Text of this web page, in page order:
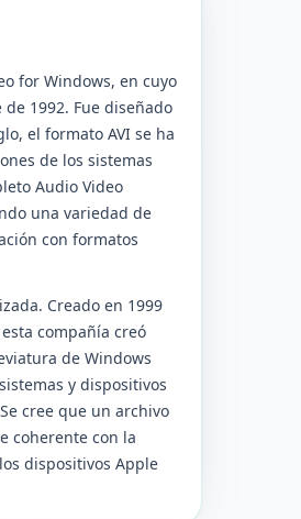
for Windows, en cuyo
1992. Fue diseñado
el formato AVI se ha
de los sistemas
Audio Video
una variedad de
con formatos
Creado en 1999
compañía creó
de Windows
y dispositivos
cree que un archivo
coherente con la
dispositivos Apple